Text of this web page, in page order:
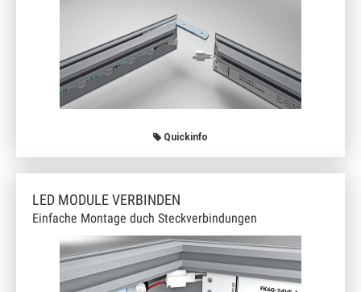
Quickinfo
LED MODULE VERBINDEN
Einfache Montage duch Steckverbindungen